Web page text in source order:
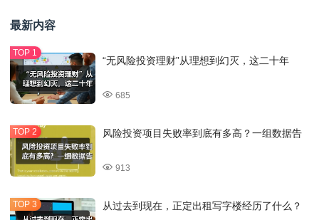
最新内容
“无风险投资理财”从理想到幻灭，这二十年
685
风险投资项目失败率到底有多高？一组数据告
913
从过去到现在，正定出租写字楼经历了什么？